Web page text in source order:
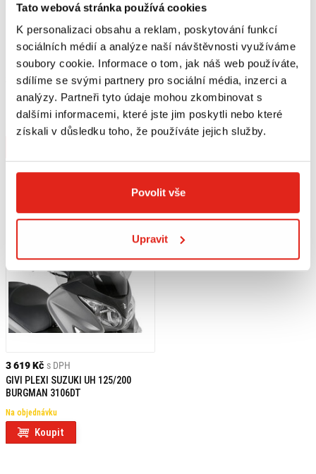
Tato webová stránka používá cookies
K personalizaci obsahu a reklam, poskytování funkcí
sociálních médií a analýze naší návštěvnosti využíváme
soubory cookie. Informace o tom, jak náš web používáte,
sdílíme se svými partnery pro sociální média, inzerci a
analýzy. Partneři tyto údaje mohou zkombinovat s
dalšími informacemi, které jste jim poskytli nebo které
získali v důsledku toho, že používáte jejich služby.
Povolit vše
Upravit
3 139 Kč s DPH
GIVI PLEXI SUZUKI UH 125/200
BURGMAN (06-20) D3106ST
Na objednávku
849 Kč s DPH
GIVI SADA NA MONTÁŽ PLEXI
(06-13)/ABS (14-20) D267KIT
Na objednávku
3 619 Kč s DPH
GIVI PLEXI SUZUKI UH 125/200
BURGMAN 3106DT
Na objednávku
Koupit